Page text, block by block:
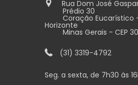
Rua Dom José
Prédio 30
Coração Eucarístico -
Horizonte
Minas Gerais - CEP
(31) 3319-4792
Seg. a sexta, de 7h30 às